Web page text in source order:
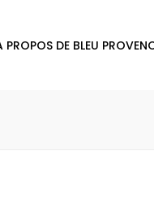
PROPOS DE BLEU